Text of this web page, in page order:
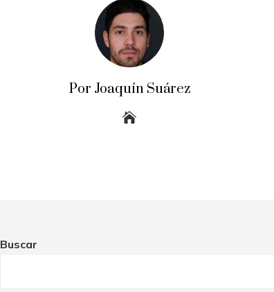
Por Joaquín Suárez
Buscar